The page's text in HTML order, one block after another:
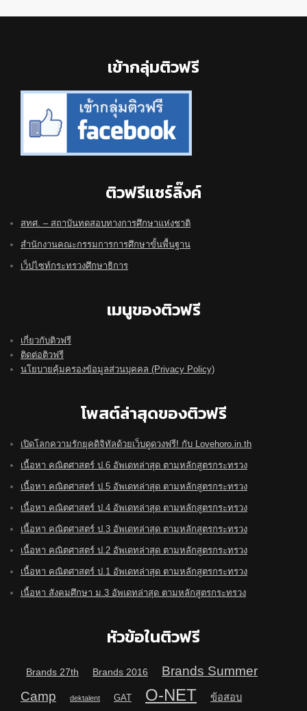
เข้ากลุ่มติวฟรี
ติวฟรีแชร์ลิ๊งค์
สทศ. – สถาบันทดสอบทางการศึกษาแห่งชาติ
สำนักงานคณะกรรมการการศึกษาขั้นพื้นฐาน
เว็ปไซท์กระทรวงศึกษาธิการ
เมนูของติวฟรี
เกี่ยวกับติวฟรี
ติดต่อติวฟรี
นโยบายคุ้มครองข้อมูลส่วนบุคคล (Privacy Policy)
โพสต์ล่าสุดของติวฟรี
เปิดโลกความรักยุคดิจิทัลด้วยเว็บดูดวงฟรี! กับ Lovehoro.in.th
เนื้อหา คณิตศาสตร์ ป.6 อัพเดทล่าสุด ตามหลักสูตรกระทรวง
เนื้อหา คณิตศาสตร์ ป.5 อัพเดทล่าสุด ตามหลักสูตรกระทรวง
เนื้อหา คณิตศาสตร์ ป.4 อัพเดทล่าสุด ตามหลักสูตรกระทรวง
เนื้อหา คณิตศาสตร์ ป.3 อัพเดทล่าสุด ตามหลักสูตรกระทรวง
เนื้อหา คณิตศาสตร์ ป.2 อัพเดทล่าสุด ตามหลักสูตรกระทรวง
เนื้อหา คณิตศาสตร์ ป.1 อัพเดทล่าสุด ตามหลักสูตรกระทรวง
เนื้อหา สังคมศึกษา ม.3 อัพเดทล่าสุด ตามหลักสูตรกระทรวง
หัวข้อในติวฟรี
Brands 27th Brands 2016
Brands Summer
Camp
dektalent GAT O-NET ข้อสอบ